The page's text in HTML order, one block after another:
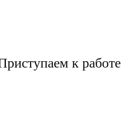
к работе